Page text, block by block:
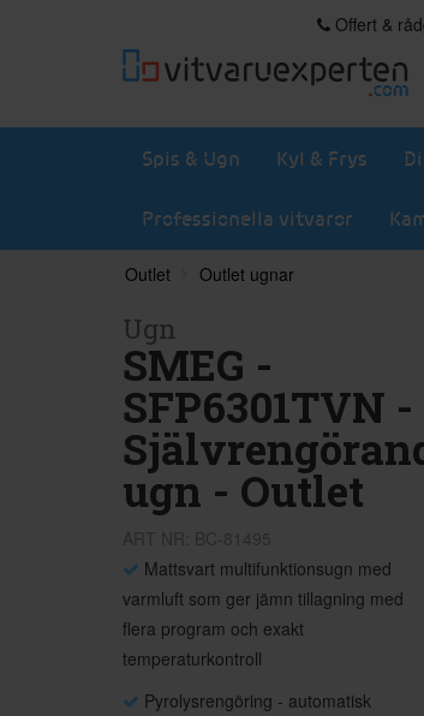
Offert &
Spis & Ugn Kyl & Frys
Professionella vitvaror
Outlet Outlet ugnar
Ugn
SMEG -
SFP6301TVN -
ugn - Outlet
Mattsvart multifunktionsugn med
varmluft som ger jämn tillagning med
flera program och exakt
temperaturkontroll
Pyrolysrengöring - automatisk